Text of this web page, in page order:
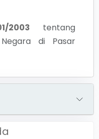
2003
tentang
di Pasar